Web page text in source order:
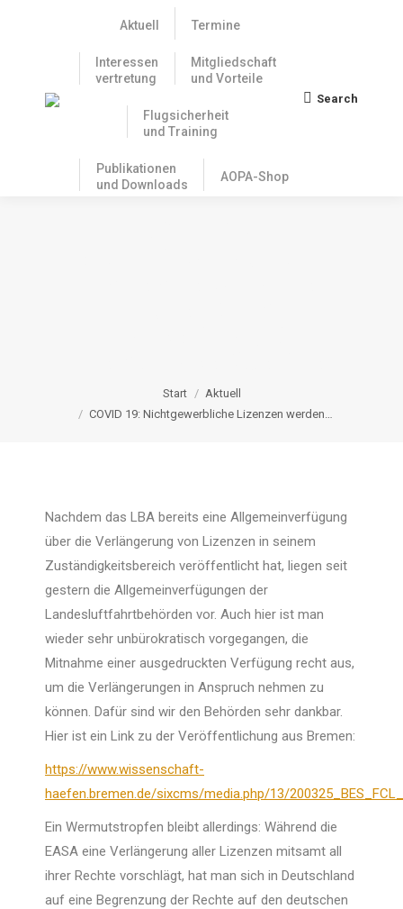
Aktuell Termine
Interessen
vertretung
Mitgliedschaft
und Vorteile
Flugsicherheit
und Training
Publikationen
und Downloads
AOPA-Shop
Search:
Search
Sie befinden sich hier:Start
Aktuell
COVID 19: Nichtgewerbliche Lizenzen werden…
Nachdem das LBA bereits eine Allgemeinverfügung
über die Verlängerung von Lizenzen in seinem
Zuständigkeitsbereich veröffentlicht hat, liegen seit
gestern die Allgemeinverfügungen der
Landesluftfahrtbehörden vor. Auch hier ist man
wieder sehr unbürokratisch vorgegangen, die
Mitnahme einer ausgedruckten Verfügung recht aus,
um die Verlängerungen in Anspruch nehmen zu
können. Dafür sind wir den Behörden sehr dankbar.
Hier ist ein Link zu der Veröffentlichung aus Bremen:
https://www.wissenschaft-
haefen.bremen.de/sixcms/media.php/13/
Ein Wermutstropfen bleibt allerdings: Während die
EASA eine Verlängerung aller Lizenzen mitsamt all
ihrer Rechte vorschlägt, hat man sich in Deutschland
auf eine Begrenzung der Rechte auf den deutschen